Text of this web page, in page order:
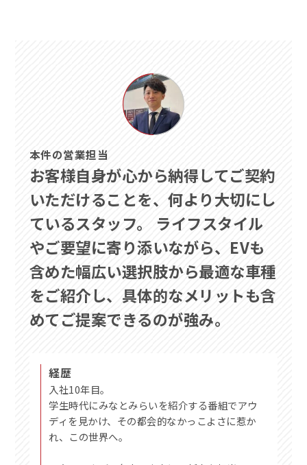
本件の営業担当
お客様自身が心から納得してご契約
いただけることを、何より大切にし
ているスタッフ。 ライフスタイル
やご要望に寄り添いながら、EVも
含めた幅広い選択肢から最適な車種
をご紹介し、具体的なメリットも含
めてご提案できるのが強み。
経歴
入社10年目。
学生時代にみなとみらいを紹介する番組でアウ
ディを見かけ、その都会的なかっこよさに惹か
れ、この世界へ。